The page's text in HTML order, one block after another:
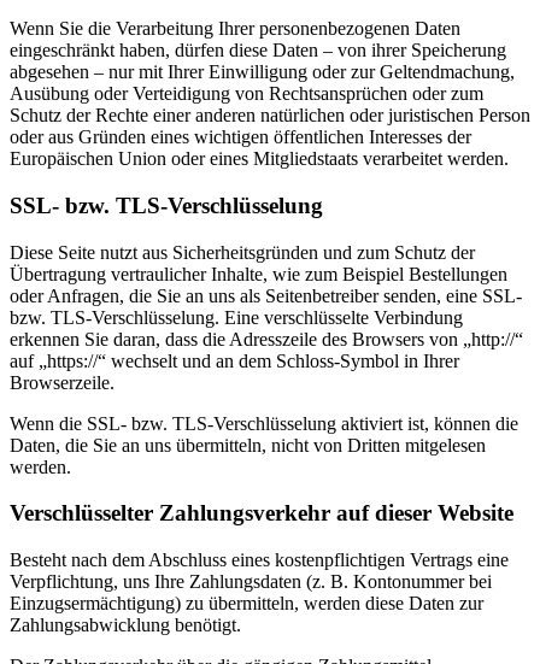
Wenn Sie die Verarbeitung Ihrer personenbezogenen Daten
eingeschränkt haben, dürfen diese Daten – von ihrer Speicherung
abgesehen – nur mit Ihrer Einwilligung oder zur Geltendmachung,
Ausübung oder Verteidigung von Rechtsansprüchen oder zum
Schutz der Rechte einer anderen natürlichen oder juristischen Person
oder aus Gründen eines wichtigen öffentlichen Interesses der
Europäischen Union oder eines Mitgliedstaats verarbeitet werden.
SSL- bzw. TLS-Verschlüsselung
Diese Seite nutzt aus Sicherheitsgründen und zum Schutz der
Übertragung vertraulicher Inhalte, wie zum Beispiel Bestellungen
oder Anfragen, die Sie an uns als Seitenbetreiber senden, eine SSL-
bzw. TLS-Verschlüsselung. Eine verschlüsselte Verbindung
erkennen Sie daran, dass die Adresszeile des Browsers von „http://“
auf „https://“ wechselt und an dem Schloss-Symbol in Ihrer
Browserzeile.
Wenn die SSL- bzw. TLS-Verschlüsselung aktiviert ist, können die
Daten, die Sie an uns übermitteln, nicht von Dritten mitgelesen
werden.
Verschlüsselter Zahlungsverkehr auf dieser Website
Besteht nach dem Abschluss eines kostenpflichtigen Vertrags eine
Verpflichtung, uns Ihre Zahlungsdaten (z. B. Kontonummer bei
Einzugsermächtigung) zu übermitteln, werden diese Daten zur
Zahlungsabwicklung benötigt.